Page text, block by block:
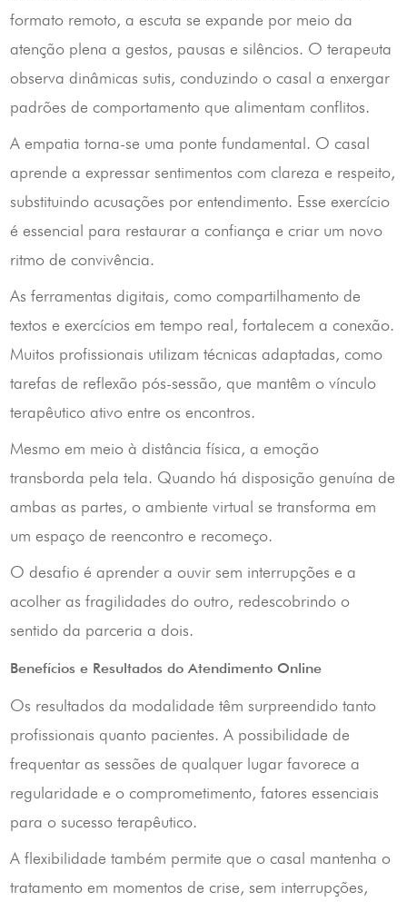
formato remoto, a escuta se expande por meio da
atenção plena a gestos, pausas e silêncios. O terapeuta
observa dinâmicas sutis, conduzindo o casal a enxergar
padrões de comportamento que alimentam conflitos.
A empatia torna-se uma ponte fundamental. O casal
aprende a expressar sentimentos com clareza e respeito,
substituindo acusações por entendimento. Esse exercício
é essencial para restaurar a confiança e criar um novo
ritmo de convivência.
As ferramentas digitais, como compartilhamento de
textos e exercícios em tempo real, fortalecem a conexão.
Muitos profissionais utilizam técnicas adaptadas, como
tarefas de reflexão pós-sessão, que mantêm o vínculo
terapêutico ativo entre os encontros.
Mesmo em meio à distância física, a emoção
transborda pela tela. Quando há disposição genuína de
ambas as partes, o ambiente virtual se transforma em
um espaço de reencontro e recomeço.
O desafio é aprender a ouvir sem interrupções e a
acolher as fragilidades do outro, redescobrindo o
sentido da parceria a dois.
Benefícios e Resultados do Atendimento Online
Os resultados da modalidade têm surpreendido tanto
profissionais quanto pacientes. A possibilidade de
frequentar as sessões de qualquer lugar favorece a
regularidade e o comprometimento, fatores essenciais
para o sucesso terapêutico.
A flexibilidade também permite que o casal mantenha o
tratamento em momentos de crise, sem interrupções,